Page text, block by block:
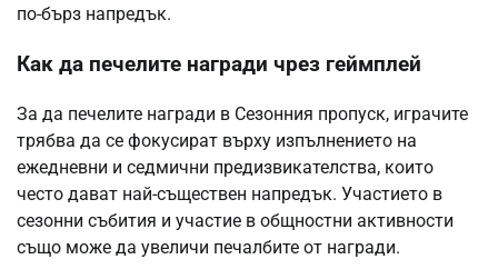
по-бърз напредък.
Как да печелите награди чрез геймплей
За да печелите награди в Сезонния пропуск, играчите
трябва да се фокусират върху изпълнението на
ежедневни и седмични предизвикателства, които
често дават най-съществен напредък. Участието в
сезонни събития и участие в общностни активности
също може да увеличи печалбите от награди.